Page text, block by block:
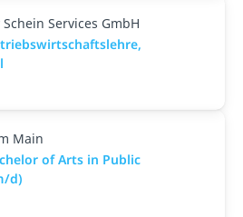
Services GmbH
Main
of Arts in Public
d)